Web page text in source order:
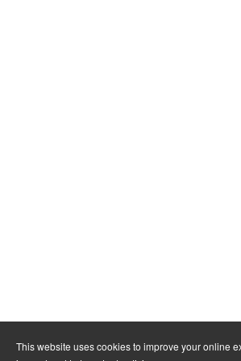
This website uses cookies to improve your online